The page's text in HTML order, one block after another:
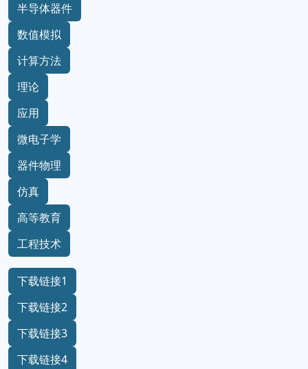
半导体器件
数值模拟
计算方法
理论
应用
微电子学
器件物理
仿真
高等教育
工程技术
下载链接1
下载链接2
下载链接3
下载链接4